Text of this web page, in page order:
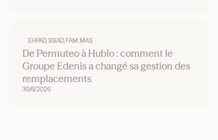
EHPAD, SSIAD, FAM, MAS
De Permuteo à Hublo : comment le
Groupe Edenis a changé sa gestion des
remplacements
30/6/2026